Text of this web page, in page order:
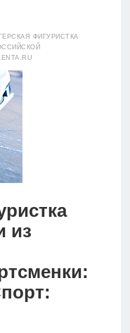
ФИГУРИСТКА
из